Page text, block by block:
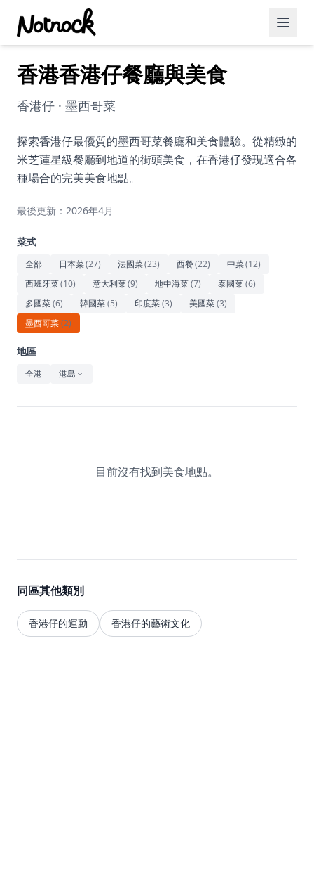
精選活動
博客文章
約會好去處
美食佳餚
藝術文化
休閒
音樂
香港香港仔餐廳與美食
香港仔 · 墨西哥菜
探索香港仔最優質的墨西哥菜餐廳和美食體驗。從精緻的
米芝蓮星級餐廳到地道的街頭美食，在香港仔發現適合各
種場合的完美美食地點。
最後更新：2026年4月
菜式
全部 日本菜(27) 法國菜(23) 西餐(22) 中菜(12)
西班牙菜(10) 意大利菜(9) 地中海菜(7) 泰國菜(6)
多國菜(6) 韓國菜(5) 印度菜(3) 美國菜(3)
墨西哥菜(2)
地區
全港 港島
目前沒有找到美食地點。
同區其他類別
香港仔的運動 香港仔的藝術文化